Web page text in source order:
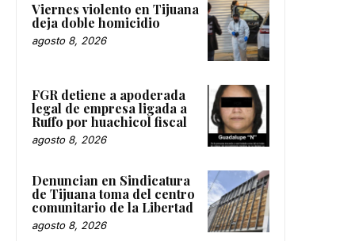
Viernes violento en Tijuana
deja doble homicidio
agosto 8, 2026
FGR detiene a apoderada
legal de empresa ligada a
Ruffo por huachicol fiscal
agosto 8, 2026
Denuncian en Sindicatura
de Tijuana toma del centro
comunitario de la Libertad
agosto 8, 2026